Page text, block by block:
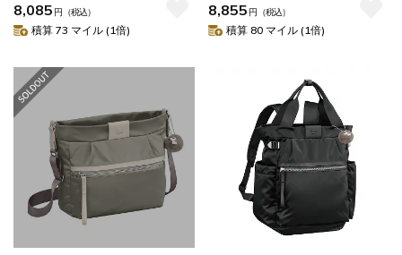
8,085 円 （税込）
積算 73 マイル (1倍)
8,855 円 （税込）
積算 80 マイル (1倍)